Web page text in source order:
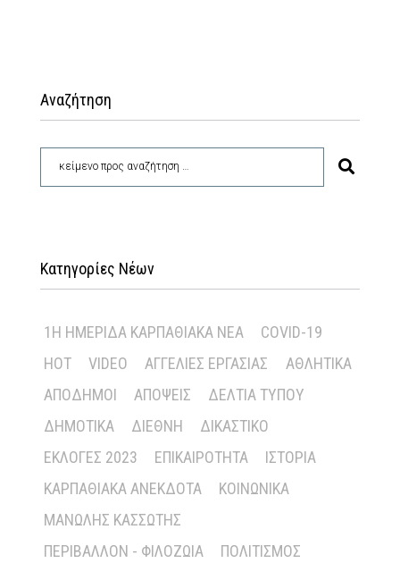
Αναζήτηση
Κατηγορίες Νέων
1Η ΗΜΕΡΊΔΑ ΚΑΡΠΑΘΙΑΚΆ ΝΈΑ
COVID-19
HOT
VIDEO ΑΓΓΕΛΊΕΣ ΕΡΓΑΣΊΑΣ
ΑΘΛΗΤΙΚΆ
ΑΠΌΔΗΜΟΙ
ΑΠΌΨΕΙΣ
ΔΕΛΤΊΑ ΤΎΠΟΥ
ΔΗΜΟΤΙΚΆ
ΔΙΕΘΝΉ
ΔΙΚΑΣΤΙΚΌ
ΕΚΛΟΓΈΣ 2023
ΕΠΙΚΑΙΡΌΤΗΤΑ
ΙΣΤΟΡΊΑ
ΚΑΡΠΑΘΙΑΚΆ ΑΝΈΚΔΟΤΑ
ΚΟΙΝΩΝΙΚΆ
ΜΑΝΏΛΗΣ ΚΑΣΣΏΤΗΣ
ΠΕΡΙΒΆΛΛΟΝ - ΦΙΛΟΖΩΊΑ
ΠΟΛΙΤΙΣΜΌΣ